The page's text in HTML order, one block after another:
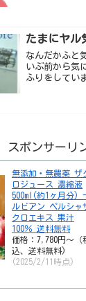
たまにヤル
なんだかふと
いぶ前から気
ふりをしてい
スポンサーリ
無添加・無農薬 ザ
ロジュース 濃縮液
500ml(約1ヶ月分) -
ルビアン ペルシャ
クロエキス 果汁
100％ 送料無料
価格：7,780円～（
込、送料無料)
(2025/2/11時点)